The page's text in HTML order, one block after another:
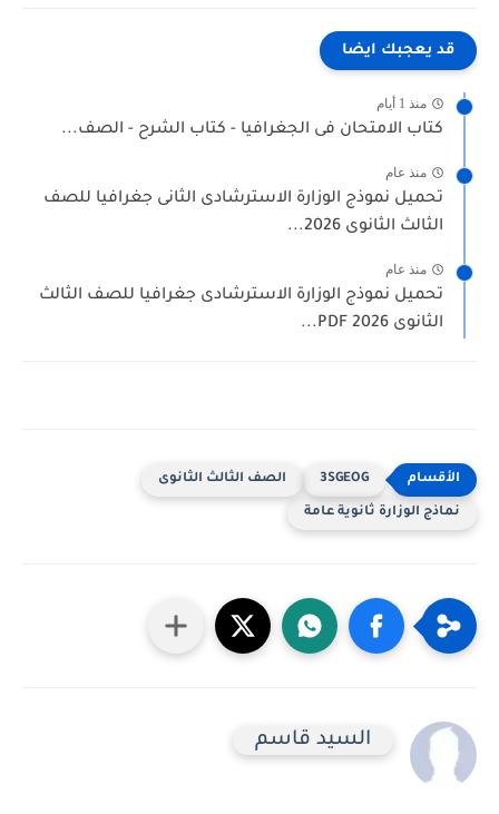
يعجبك ايضا
منذ 1 أيام
الامتحان فى الجغرافيا - كتاب الشرح - الصف...
منذ عام
نموذج الوزارة الاسترشادى الثانى جغرافيا للصف
الثانوى 2026...
منذ عام
نموذج الوزارة الاسترشادى جغرافيا للصف الثالث
3SGEOG الصف الثالث الثانوى
الوزارة ثانوية عامة
السيد قاسم